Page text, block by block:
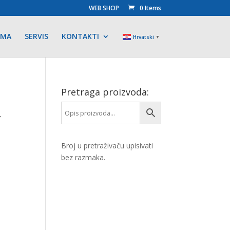
WEB SHOP 0 Items
SERVIS KONTAKTI Hrvatski ▼
Pretraga proizvoda:
Broj u pretraživaču upisivati
bez razmaka.